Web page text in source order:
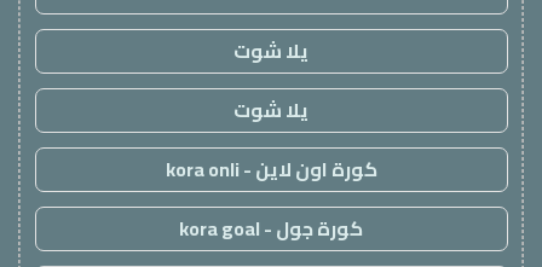
يلا شوت
يلا شوت
كورة اون لاين - kora onli
كورة جول - kora goal